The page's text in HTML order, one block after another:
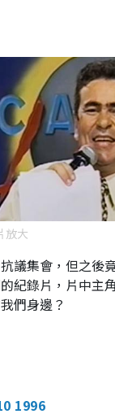
放大
議集會，但之後
錄片，片中主
們身邊？
1996